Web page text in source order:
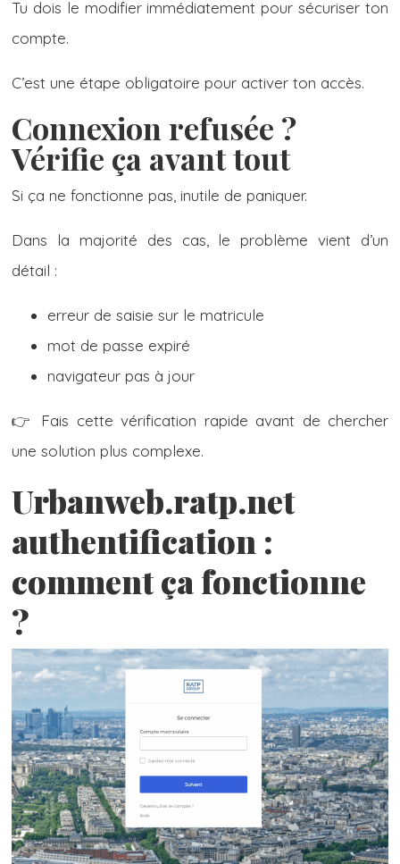
Tu dois le modifier immédiatement pour sécuriser ton
compte.
C’est une étape obligatoire pour activer ton accès.
Connexion refusée ?
Vérifie ça avant tout
Si ça ne fonctionne pas, inutile de paniquer.
Dans la majorité des cas, le problème vient d’un
détail :
erreur de saisie sur le matricule
mot de passe expiré
navigateur pas à jour
👉 Fais cette vérification rapide avant de chercher
une solution plus complexe.
Urbanweb.ratp.net
authentification :
comment ça fonctionne
?